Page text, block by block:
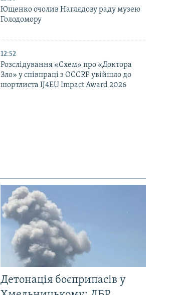
Ющенко очолив Наглядову раду музею
Голодомору
12:52
Розслідування «Схем» про «Доктора
Зло» у співпраці з OCCRP увійшло до
шортлиста IJ4EU Impact Award 2026
Детонація боєприпасів у